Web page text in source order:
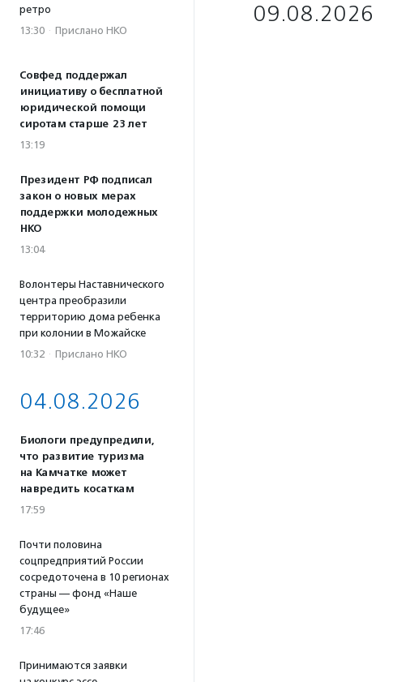
ретро
13:30 · Прислано НКО
Совфед поддержал
инициативу о бесплатной
юридической помощи
сиротам старше 23 лет
13:19
Президент РФ подписал
закон о новых мерах
поддержки молодежных
НКО
13:04
Волонтеры Наставнического
центра преобразили
территорию дома ребенка
при колонии в Можайске
10:32 · Прислано НКО
04.08.2026
Биологи предупредили,
что развитие туризма
на Камчатке может
навредить косаткам
17:59
Почти половина
соцпредприятий России
сосредоточена в 10 регионах
страны — фонд «Наше
будущее»
17:46
Принимаются заявки
09.08.2026